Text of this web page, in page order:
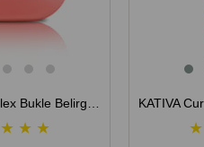
★ ★ ★ ★